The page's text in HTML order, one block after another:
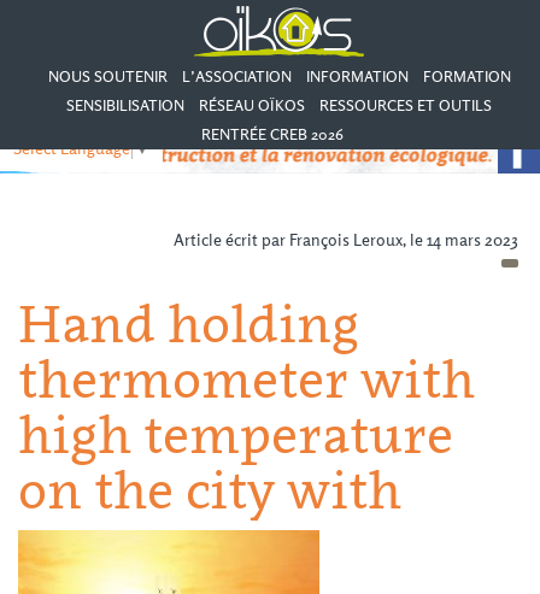
NOUS SOUTENIR L’ASSOCIATION INFORMATION
FORMATION
SENSIBILISATION
RÉSEAU OÏKOS
RESSOURCES ET OUTILS
RENTRÉE CREB 2026
Select Language▼
Article écrit par François Leroux, le 14 mars 2023
Hand holding
thermometer with
high temperature
on the city with